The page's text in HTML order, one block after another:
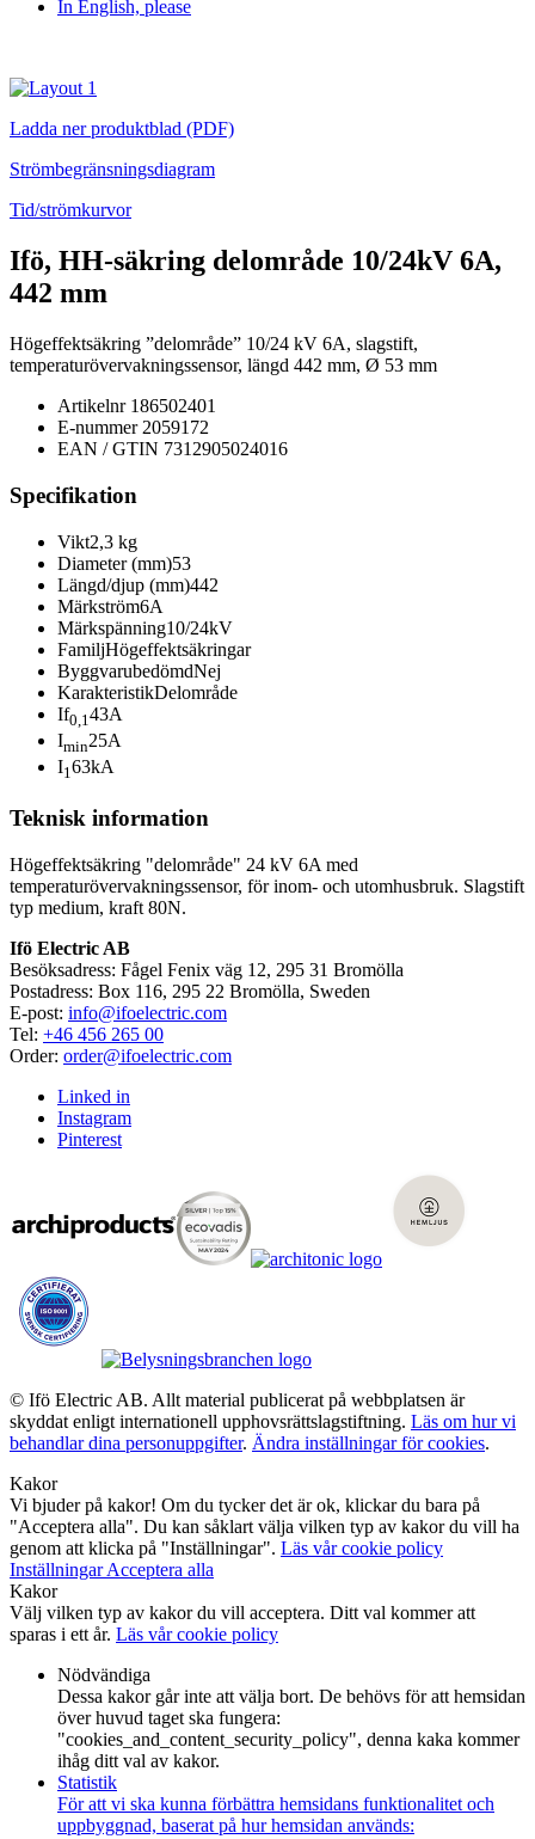
In English, please
Ladda ner produktblad (PDF)
Strömbegränsningsdiagram
Tid/strömkurvor
Ifö, HH-säkring delområde 10/24kV 6A,
442 mm
Högeffektsäkring ”delområde” 10/24 kV 6A, slagstift,
temperaturövervakningssensor, längd 442 mm, Ø 53 mm
Artikelnr186502401
E-nummer2059172
EAN / GTIN 7312905024016
Specifikation
Vikt2,3 kg
Diameter (mm)53
Längd/djup (mm)442
Märkström6A
Märkspänning10/24kV
FamiljHögeffektsäkringar
ByggvarubedömdNej
KarakteristikDelområde
If0,1 43A
Imin25A
I163kA
Teknisk information
Högeffektsäkring "delområde" 24 kV 6A med
temperaturövervakningssensor, för inom- och utomhusbruk. Slagstift
typ medium, kraft 80N.
Ifö Electric AB
Besöksadress: Fågel Fenix väg 12, 295 31 Bromölla
Postadress: Box 116, 295 22 Bromölla, Sweden
E-post: info@ifoelectric.com
Tel: +46 456 265 00
Order: order@ifoelectric.com
Linked in
Instagram
Pinterest
© Ifö Electric AB. Allt material publicerat på webbplatsen är
skyddat enligt internationell upphovsrättslagstiftning. Läs om hur vi
behandlar dina personuppgifter. Ändra inställningar för cookies.
Kakor
Vi bjuder på kakor! Om du tycker det är ok, klickar du bara på
"Acceptera alla". Du kan såklart välja vilken typ av kakor du vill ha
genom att klicka på "Inställningar". Läs vår cookie policy
InställningarAcceptera alla
Kakor
Välj vilken typ av kakor du vill acceptera. Ditt val kommer att
sparas i ett år. Läs vår cookie policy
Nödvändiga
Dessa kakor går inte att välja bort. De behövs för att hemsidan
över huvud taget ska fungera:
"cookies_and_content_security_policy", denna kaka kommer
ihåg ditt val av kakor.
Statistik
För att vi ska kunna förbättra hemsidans funktionalitet och
uppbyggnad, baserat på hur hemsidan används: